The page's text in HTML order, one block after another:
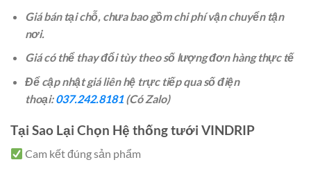
Giá bán tại chỗ, chưa bao gồm chi phí vận chuyển tận
nơi.
Giá có thể thay đổi tùy theo số lượng đơn hàng thực tế
Để cập nhật giá liên hệ trực tiếp qua số điện
thoại:037.242.8181(Có Zalo)
Tại Sao Lại Chọn Hệ thống tưới VINDRIP
Cam kết đúng sản phẩm